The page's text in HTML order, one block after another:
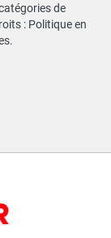
de
: Politique en
.